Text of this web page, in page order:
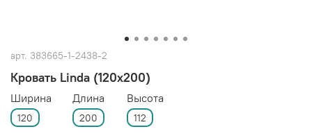
арт. 383665-1-2438-2
Кровать Linda (120x200)
Ширина
120
Длина
200
Высота
112